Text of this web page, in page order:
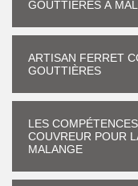
GOUTTIÈRES À
ARTISAN FERRET
GOUTTIÈRES
LES
COUVREUR POUR
MALANGE